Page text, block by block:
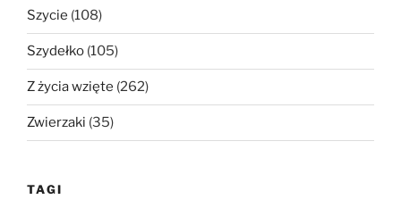
Szycie (108)
Szydełko (105)
Z życia wzięte (262)
Zwierzaki (35)
TAGI